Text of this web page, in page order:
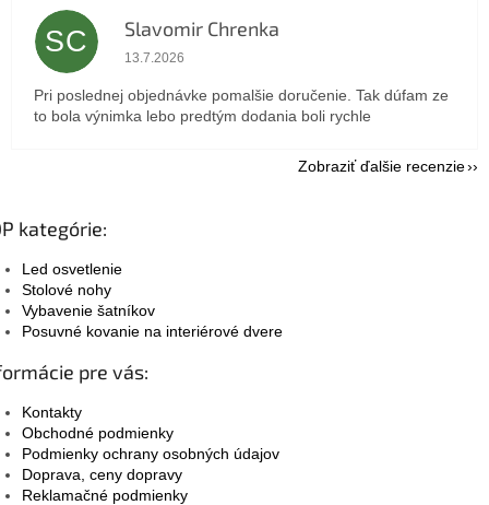
SC Slavomir Chrenka
Hodnotenie obchodu je 5 z 5 hviezdičiek.
13.7.2026
Pri poslednej objednávke pomalšie doručenie. Tak dúfam ze
to bola výnimka lebo predtým dodania boli rychle
Zobraziť ďalšie recenzie
kategórie:
Led osvetlenie
Stolové nohy
Vybavenie šatníkov
Posuvné kovanie na interiérové dvere
pre vás:
Kontakty
Obchodné podmienky
Podmienky ochrany osobných údajov
Doprava, ceny dopravy
Reklamačné podmienky